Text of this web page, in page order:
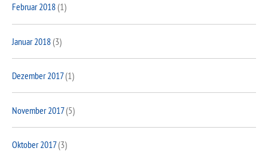
Februar 2018(1)
Januar 2018(3)
Dezember 2017(1)
November 2017(5)
Oktober 2017(3)